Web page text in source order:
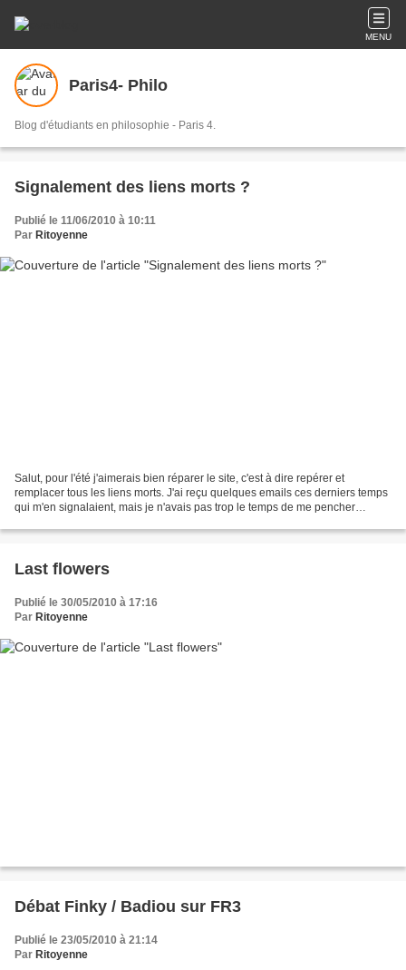
MENU
Paris4- Philo
Blog d'étudiants en philosophie - Paris 4.
Signalement des liens morts ?
Publié le 11/06/2010 à 10:11
Par Ritoyenne
Salut, pour l'été j'aimerais bien réparer le site, c'est à dire repérer et
remplacer tous les liens morts. J'ai reçu quelques emails ces derniers temps
qui m'en signalaient, mais je n'avais pas trop le temps de me pencher
Last flowers
Publié le 30/05/2010 à 17:16
Par Ritoyenne
Débat Finky / Badiou sur FR3
Publié le 23/05/2010 à 21:14
Par Ritoyenne